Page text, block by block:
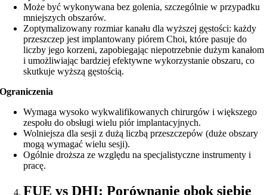
Może być wykonywana bez golenia, szczególnie w przypadku
mniejszych obszarów.
Zoptymalizowany rozmiar kanału dla wyższej gęstości: każdy
przeszczep jest implantowany piórem Choi, które pasuje do
liczby jego korzeni, zapobiegając niepotrzebnie dużym kanałom
i umożliwiając bardziej efektywne wykorzystanie obszaru, co
skutkuje wyższą gęstością.
Ograniczenia
Wymaga wysoko wykwalifikowanych chirurgów i większego
zespołu do obsługi wielu piór implantacyjnych.
Wolniejsza dla sesji z dużą liczbą przeszczepów (duże obszary
mogą wymagać wielu sesji).
Ogólnie droższa ze względu na specjalistyczne instrumenty i
pracę.
FUE vs DHI: Porównanie obok siebie